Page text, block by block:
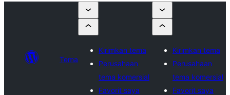
Tema
Kirimkan tema
Perusahaan
tema komersial
Favorit saya
Kirimkan tema
Perusahaan
tema komersial
Favorit saya